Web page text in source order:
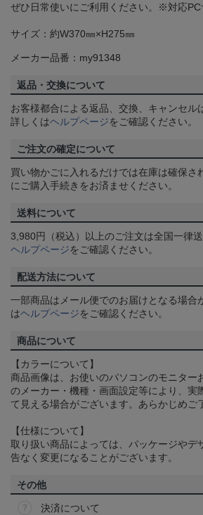
ぜひ日常使いにご利用ください。※対応PC
サイズ：約W370㎜×H275㎜
メーカー品番：my91348
返品・交換について
お客様都合による返品、交換、キャンセル
詳しくはヘルプページをご確認ください。
ご注文の確定について
買い物かごに入れるだけでは在庫は確保さ
にご購入手続きをお済ませください。
送料について
3,980円（税込）以上のご注文は全国一律
ヘルプページをご確認ください。
配送方法について
一部商品はメール便でのお届けとなる場合
はヘルプページをご確認ください。
商品について
【カラーについて】
商品画像は、お使いのパソコンのモニター
のメーカー・機種・画面設定等により、実
て見える場合がございます。あらかじめご
【仕様について】
取り扱い商品によっては、パッケージやデ
告なく変更になることがございます。
その他
決済について